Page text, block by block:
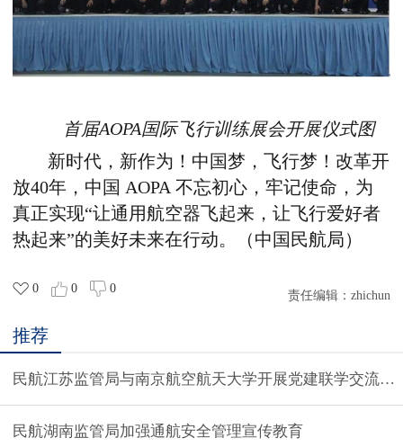
首届AOPA国际飞行训练展会开展仪式图
新时代，新作为！中国梦，飞行梦！改革开
放40年，中国 AOPA 不忘初心，牢记使命，为
真正实现“让通用航空器飞起来，让飞行爱好者
热起来”的美好未来在行动。（中国民航局）
0 0 0
责任编辑： zhichun
推荐
民航江苏监管局与南京航空航天大学开展党建联学交流活
民航湖南监管局加强通航安全管理宣传教育